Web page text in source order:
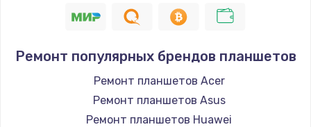
Замена шнура
Заказать
Замена / ремонт электронного модуля
управления
Ремонт популярных брендов планшетов
Ремонт планшетов Acer
Ремонт планшетов Asus
Ремонт планшетов Huawei